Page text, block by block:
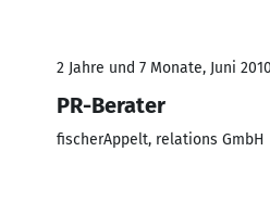
2 Jahre und 7 Monate, Juni
PR-Berater
fischerAppelt, relations GmbH